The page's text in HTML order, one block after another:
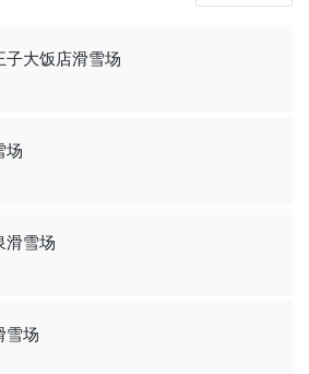
子大饭店滑雪场
场
滑雪场
雪场